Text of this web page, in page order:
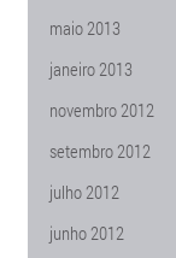
maio 2013
janeiro 2013
novembro 2012
setembro 2012
julho 2012
junho 2012